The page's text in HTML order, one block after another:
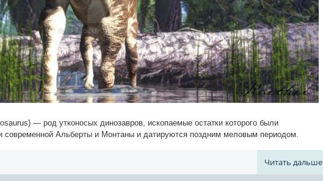
— род утконосых динозавров, ископаемые остатки которого были
современной Альберты и Монтаны и датируются поздним меловым периодом.
Читать дальше